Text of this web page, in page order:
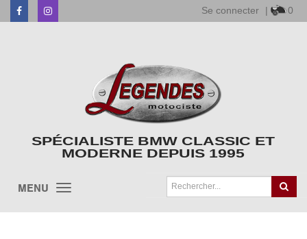
FacebookInstagram Se connecter | 0
SPÉCIALISTE BMW CLASSIC ET
MODERNE DEPUIS 1995
MENU